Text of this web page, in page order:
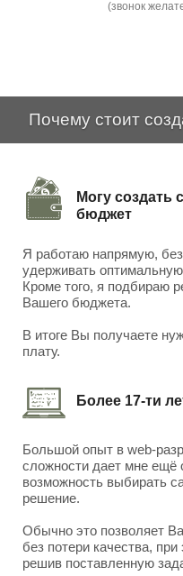
(звонок
Почему стоит
Могу создать
бюджет
Я работаю напрямую,
удерживать
Кроме того, я подбираю
Вашего бюджета.
В итоге Вы получаете
плату.
Более 17-ти
Большой опыт в web-
сложности дает мне
возможность выбирать
решение.
Обычно это позволяет
без потери качества,
решив поставленную